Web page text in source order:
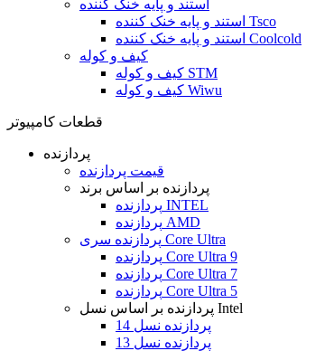
استند و پایه خنک کننده
استند و پایه خنک کننده Tsco
استند و پایه خنک کننده Coolcold
کیف و کوله
کیف و کوله STM
کیف و کوله Wiwu
قطعات کامپیوتر
پردازنده
قیمت پردازنده
پردازنده بر اساس برند
پردازنده INTEL
پردازنده AMD
پردازنده سری Core Ultra
پردازنده Core Ultra 9
پردازنده Core Ultra 7
پردازنده Core Ultra 5
پردازنده بر اساس نسل Intel
پردازنده نسل 14
پردازنده نسل 13